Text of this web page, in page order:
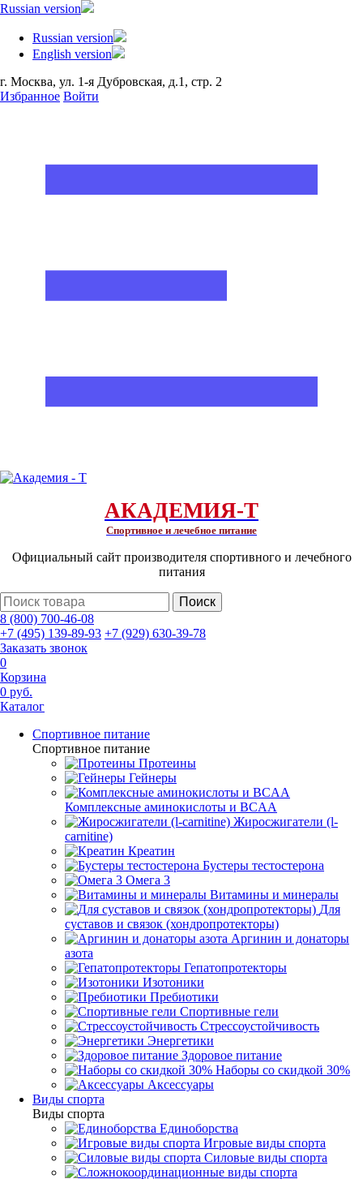
Russian version
Russian version
English version
г. Москва, ул. 1-я Дубровская, д.1, стр. 2
Избранное Войти
АКАДЕМИЯ-Т
Спортивное и лечебное питание
Официальный сайт производителя спортивного и лечебного
питания
Поиск
8 (800) 700-46-08
+7 (495) 139-89-93 +7 (929) 630-39-78
Заказать звонок
0
Корзина
0 руб.
Каталог
Спортивное питание
Спортивное питание
Протеины
Гейнеры
Комплексные аминокислоты и BCAA
Жиросжигатели (l-
carnitine)
Креатин
Бустеры тестостерона
Омега 3
Витамины и минералы
Для
суставов и связок (хондропротекторы)
Аргинин и донаторы
азота
Гепатопротекторы
Изотоники
Пребиотики
Спортивные гели
Стрессоустойчивость
Энергетики
Здоровое питание
Наборы со скидкой 30%
Аксессуары
Виды спорта
Виды спорта
Единоборства
Игровые виды спорта
Силовые виды спорта